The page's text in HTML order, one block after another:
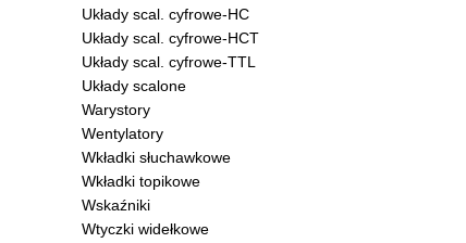
Układy scal. cyfrowe-HC
Układy scal. cyfrowe-HCT
Układy scal. cyfrowe-TTL
Układy scalone
Warystory
Wentylatory
Wkładki słuchawkowe
Wkładki topikowe
Wskaźniki
Wtyczki widełkowe